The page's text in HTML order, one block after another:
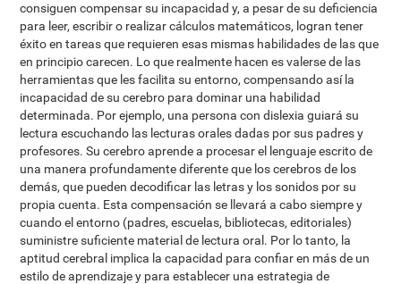
consiguen compensar su incapacidad y, a pesar de su deficiencia
para leer, escribir o realizar cálculos matemáticos, logran tener
éxito en tareas que requieren esas mismas habilidades de las que
en principio carecen. Lo que realmente hacen es valerse de las
herramientas que les facilita su entorno, compensando así la
incapacidad de su cerebro para dominar una habilidad
determinada. Por ejemplo, una persona con dislexia guiará su
lectura escuchando las lecturas orales dadas por sus padres y
profesores. Su cerebro aprende a procesar el lenguaje escrito de
una manera profundamente diferente que los cerebros de los
demás, que pueden decodificar las letras y los sonidos por su
propia cuenta. Esta compensación se llevará a cabo siempre y
cuando el entorno (padres, escuelas, bibliotecas, editoriales)
suministre suficiente material de lectura oral. Por lo tanto, la
aptitud cerebral implica la capacidad para confiar en más de un
estilo de aprendizaje y para establecer una estrategia de